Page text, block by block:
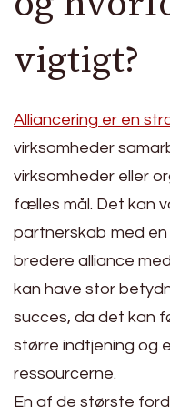
vigtigt?
Alliancering er en
virksomheder
virksomheder eller
fælles mål. Det kan
partnerskab med en
bredere alliance
kan have stor
succes, da det kan
større indtjening og
ressourcerne.
En af de største